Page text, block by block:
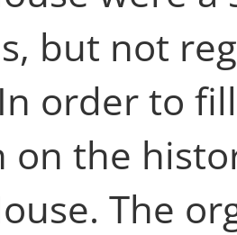
but not
order to
on the
The